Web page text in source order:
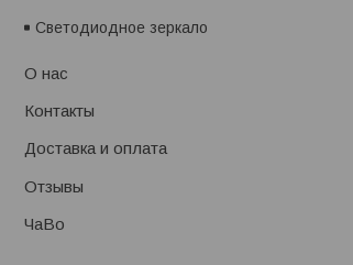
Светодиодное зеркало
О нас
Контакты
Доставка и оплата
Отзывы
ЧаВо